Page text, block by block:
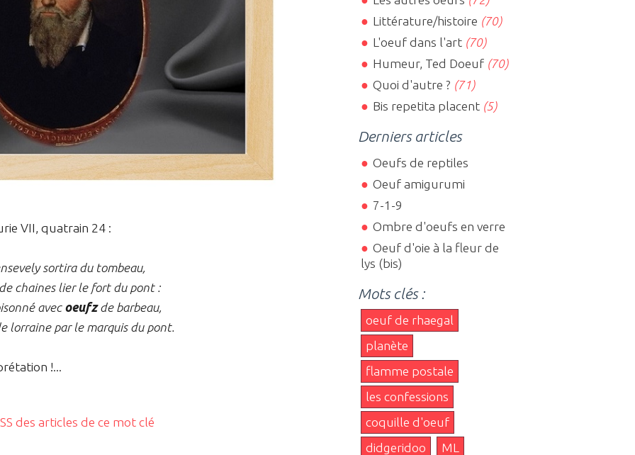
VII, quatrain 24 :
sortira du tombeau,
chaines lier le fort du pont :
avecoeufzde barbeau,
lorraine par le marquis du pont.
!...
des articles de ce mot clé
Littérature/histoire (70)
L'oeuf dans l'art(70)
Humeur, Ted Doeuf(70)
Quoi d'autre ? (71)
Bis repetita placent(5)
Derniers articles
Oeufs de reptiles
Oeuf amigurumi
7-1-9
Ombre d'oeufs en verre
Oeuf d'oie à la fleur de
lys (bis)
Mots clés :
oeuf de rhaegal
planète
flamme postale
les confessions
coquille d'oeuf
didgeridoo
ML